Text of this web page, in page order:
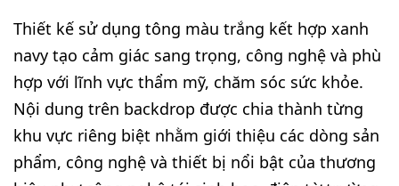
Thiết kế sử dụng tông màu trắng kết hợp xanh
navy tạo cảm giác sang trọng, công nghệ và phù
hợp với lĩnh vực thẩm mỹ, chăm sóc sức khỏe.
Nội dung trên backdrop được chia thành từng
khu vực riêng biệt nhằm giới thiệu các dòng sản
phẩm, công nghệ và thiết bị nổi bật của thương